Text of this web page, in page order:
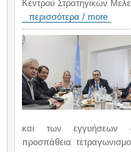
Κέντρου Στρατηγικών
περισσότερα / more
και των εγγυήσεων
προσπάθεια